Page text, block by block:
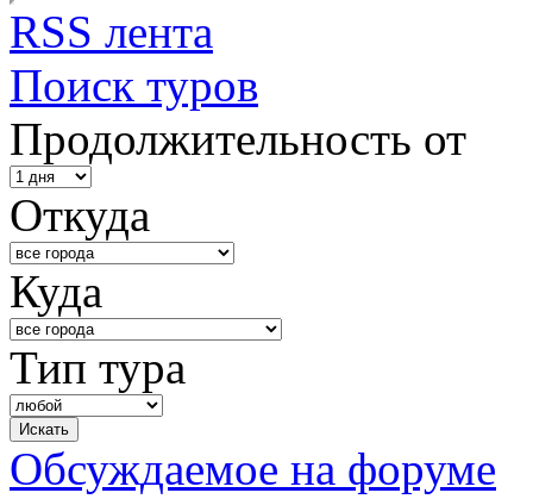
RSS лента
Поиск туров
Продолжительность от
Откуда
Куда
Тип тура
Обсуждаемое на форуме